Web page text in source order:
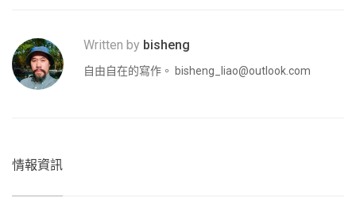
Written by bisheng
自由自在的寫作。 bisheng_liao@outlook.com
情報資訊